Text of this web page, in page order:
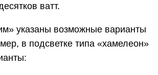
ватт.
указаны возможные варианты
в подсветке типа «хамелеон»